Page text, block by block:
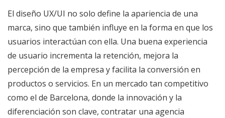
El diseño UX/UI no solo define la apariencia de una
marca, sino que también influye en la forma en que los
usuarios interactúan con ella. Una buena experiencia
de usuario incrementa la retención, mejora la
percepción de la empresa y facilita la conversión en
productos o servicios. En un mercado tan competitivo
como el de Barcelona, donde la innovación y la
diferenciación son clave, contratar una agencia